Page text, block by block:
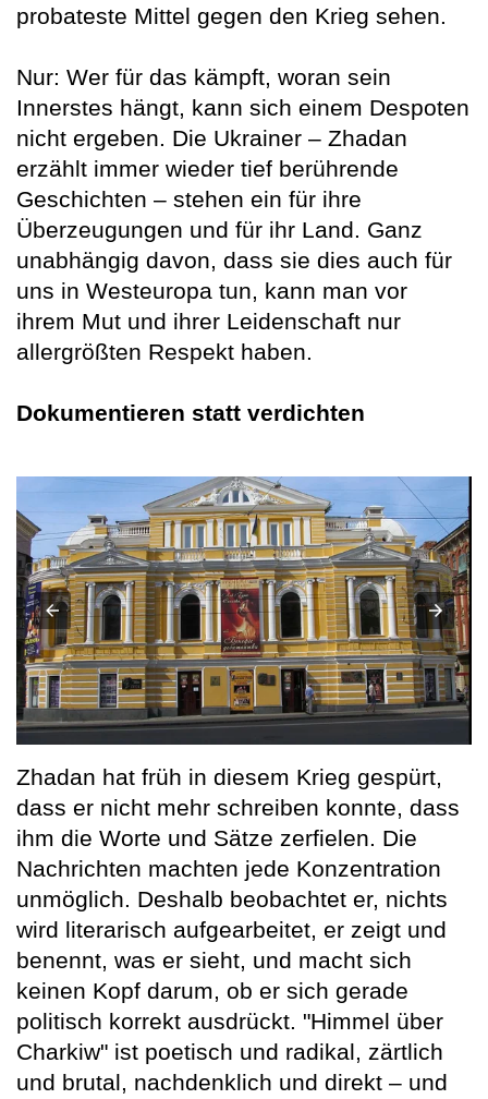
probateste Mittel gegen den Krieg sehen.
Nur: Wer für das kämpft, woran sein
Innerstes hängt, kann sich einem Despoten
nicht ergeben. Die Ukrainer – Zhadan
erzählt immer wieder tief berührende
Geschichten – stehen ein für ihre
Überzeugungen und für ihr Land. Ganz
unabhängig davon, dass sie dies auch für
uns in Westeuropa tun, kann man vor
ihrem Mut und ihrer Leidenschaft nur
allergrößten Respekt haben.
Dokumentieren statt verdichten
Zhadan hat früh in diesem Krieg gespürt,
dass er nicht mehr schreiben konnte, dass
ihm die Worte und Sätze zerfielen. Die
Nachrichten machten jede Konzentration
unmöglich. Deshalb beobachtet er, nichts
wird literarisch aufgearbeitet, er zeigt und
benennt, was er sieht, und macht sich
keinen Kopf darum, ob er sich gerade
politisch korrekt ausdrückt. "Himmel über
Charkiw" ist poetisch und radikal, zärtlich
und brutal, nachdenklich und direkt – und